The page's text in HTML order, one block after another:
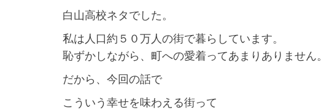
白山高校ネタでした。
私は人口約５０万人の街で暮らしています。
恥ずかしながら、町への愛着ってあまりありません。
だから、今回の話で
こういう幸せを味わえる街って